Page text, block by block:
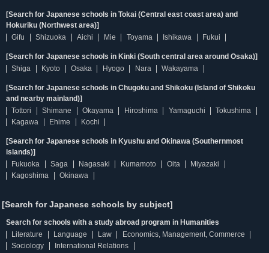
[Search for Japanese schools in Tokai (Central east coast area) and
Hokuriku (Northwest area)]
Gifu
Shizuoka Aichi Mie Toyama Ishikawa Fukui
[Search for Japanese schools in Kinki (South central area around Osaka)]
Shiga
Kyoto Osaka Hyogo Nara Wakayama
[Search for Japanese schools in Chugoku and Shikoku (Island of Shikoku
and nearby mainland)]
Tottori
Shimane Okayama Hiroshima Yamaguchi
Tokushima
Kagawa
Ehime Kochi
[Search for Japanese schools in Kyushu and Okinawa (Southernmost
islands)]
Fukuoka
Saga Nagasaki Kumamoto Oita
Miyazaki
Kagoshima
Okinawa
[Search for Japanese schools by subject]
Search for schools with a study abroad program in Humanities
Literature
Language Law
Economics, Management, Commerce
Sociology
International Relations